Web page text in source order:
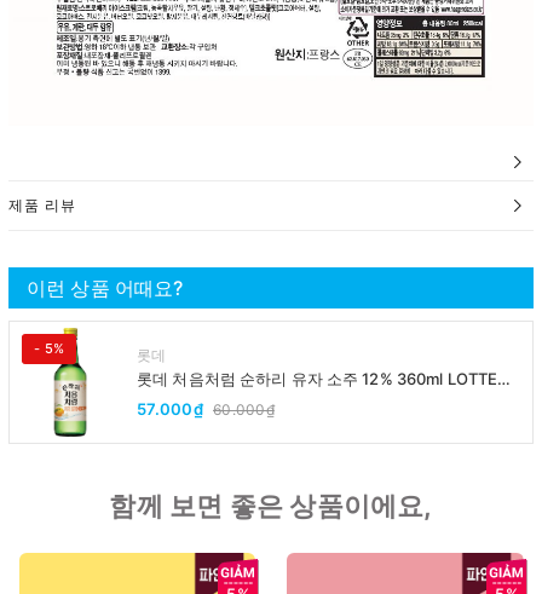
제품 리뷰
이런 상품 어때요?
- 5% 롯데
롯데 처음처럼 순하리 유자 소주 12% 360ml LOTTE
Chumchurum vi thanh yen/cam
57.000₫ 60.000₫
함께 보면 좋은 상품이에요,